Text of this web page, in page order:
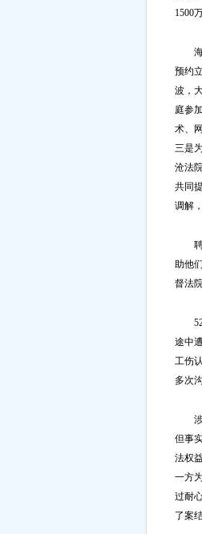
1500
海
预约
波，
庭参
术、
三是
沧法
共同
调解
聘
助他
督法
52
途中
工伤
多次
涉
但事
法权
一方
过耐
了案